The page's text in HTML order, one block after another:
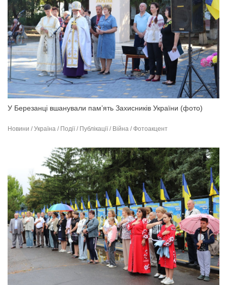
У Березанці вшанували пам’ять Захисників України (фото)
Новини / Україна / Події / Публікації / Війна / Фотоакцент